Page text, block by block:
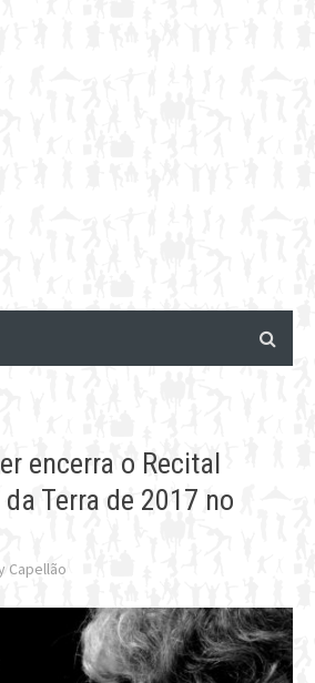
encerra o Recital
Terra de 2017 no
Capellão